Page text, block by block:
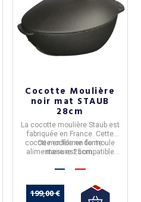
Cocotte Moulière
noir mat STAUB
28cm
La cocotte moulière Staubest
fabriquée en France. Cette
cocotte en forme de moule
mesure 25cm.
Ce modèle en fonte
alimentaire est compatible
chaleur dont l'induction.
199,00 €